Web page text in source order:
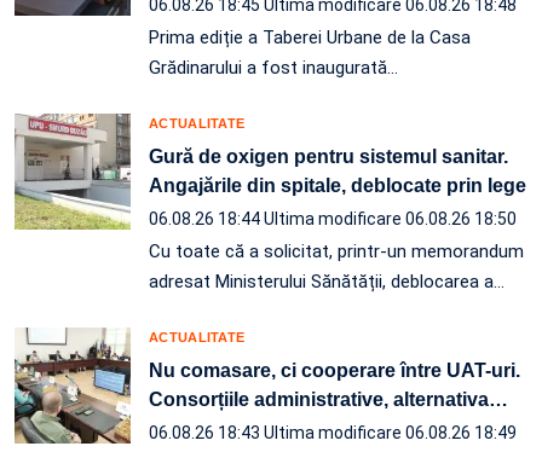
06.08.26 18:45 Ultima modificare 06.08.26 18:48
Prima ediție a Taberei Urbane de la Casa
Grădinarului a fost inaugurată…
ACTUALITATE
Gură de oxigen pentru sistemul sanitar.
Angajările din spitale, deblocate prin lege
06.08.26 18:44Ultima modificare 06.08.26 18:50
Cu toate că a solicitat, printr-un memorandum
adresat Ministerului Sănătății, deblocarea a…
ACTUALITATE
Nu comasare, ci cooperare între UAT-uri.
Consorțiile administrative, alternativa…
06.08.26 18:43 Ultima modificare 06.08.26 18:49